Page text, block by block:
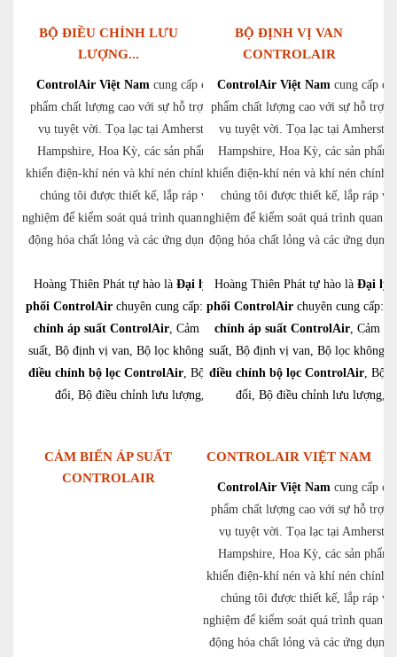
BỘ ĐIỀU CHỈNH LƯU
LƯỢNG...
BỘ ĐỊNH VỊ VAN
CONTROLAIR
ControlAir Việt Namcung cấp các sản
phẩm chất lượng cao với sự hỗ trợ và dịch
vụ tuyệt vời. Tọa lạc tại Amherst, New
Hampshire, Hoa Kỳ, các sản phẩm điều
khiển điện-khí nén và khí nén chính xác của
chúng tôi được thiết kế, lắp ráp và thử
nghiệm để kiểm soát quá trình quan trọng, tự
động hóa chất lỏng và các ứng dụng OEM.
Hoàng Thiên Phát tự hào là Đại lý phân
phối ControlAirchuyên cung cấp: Bộ điều
chỉnh áp suất ControlAir, Cảm biến áp
suất, Bộ định vị van, Bộ lọc không khí,Bộ
điều chỉnh bộ lọc ControlAir, Bộ chuyển
đổi, Bộ điều chỉnh lưu lượng,…
CẢM BIẾN ÁP SUẤT
CONTROLAIR
ControlAir Việt Namcung cấp
phẩm chất lượng cao với sự hỗ trợ
vụ tuyệt vời. Tọa lạc tại Amherst,
Hampshire, Hoa Kỳ, các sản phẩm
khiển điện-khí nén và khí nén chính
chúng tôi được thiết kế, lắp ráp và
nghiệm để kiểm soát quá trình quan
động hóa chất lỏng và các ứng dụng
Hoàng Thiên Phát tự hào là Đại lý
phối ControlAirchuyên cung cấp:
chỉnh áp suất ControlAir, Cảm
suất, Bộ định vị van, Bộ lọc không
điều chỉnh bộ lọc ControlAir, Bộ
đổi, Bộ điều chỉnh lưu lượng,…
CONTROLAIR VIỆT NAM
ControlAir Việt Namcung cấp
phẩm chất lượng cao với sự hỗ trợ
vụ tuyệt vời. Tọa lạc tại Amherst,
Hampshire, Hoa Kỳ, các sản phẩm
khiển điện-khí nén và khí nén chính
chúng tôi được thiết kế, lắp ráp và
nghiệm để kiểm soát quá trình quan
động hóa chất lỏng và các ứng dụng